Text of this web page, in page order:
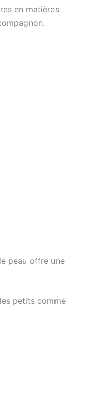
en matières
peau offre une
petits comme